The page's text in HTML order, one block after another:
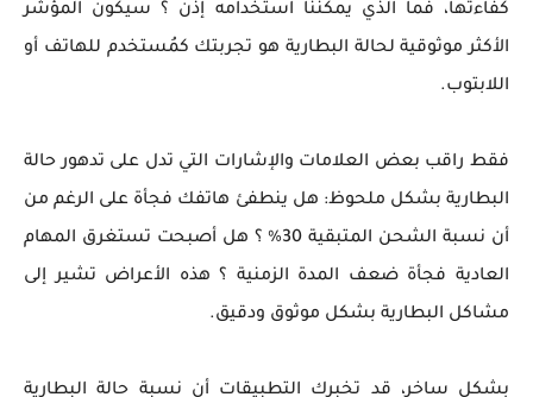
كفاءتها، فما الذي يمكننا استخدامه إذن ؟ سيكون المؤشر
الأكثر موثوقية لحالة البطارية هو تجربتك كمُستخدم للهاتف أو
اللابتوب.
فقط راقب بعض العلامات والإشارات التي تدل على تدهور حالة
البطارية بشكل ملحوظ: هل ينطفئ هاتفك فجأة على الرغم من
أن نسبة الشحن المتبقية 30% ؟ هل أصبحت تستغرق المهام
العادية فجأة ضعف المدة الزمنية ؟ هذه الأعراض تشير إلى
مشاكل البطارية بشكل موثوق ودقيق.
بشكل ساخر، قد تخبرك التطبيقات أن نسبة حالة البطارية